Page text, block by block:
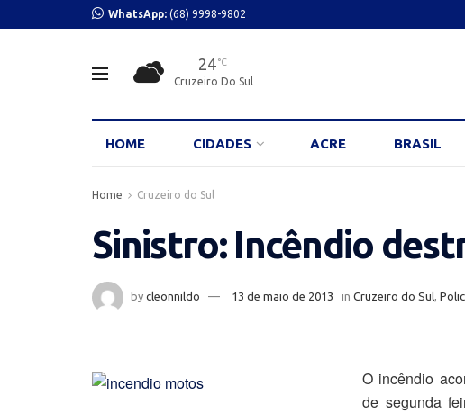
WhatsApp: (68) 9998-9802
24 °C
Cruzeiro Do Sul
HOME CIDADES ACRE BRASIL
Home Cruzeiro do Sul
Sinistro: Incêndio
by cleonnildo 13 de maio de 2013 in Cruzeiro do Sul
O incêndio
de segunda